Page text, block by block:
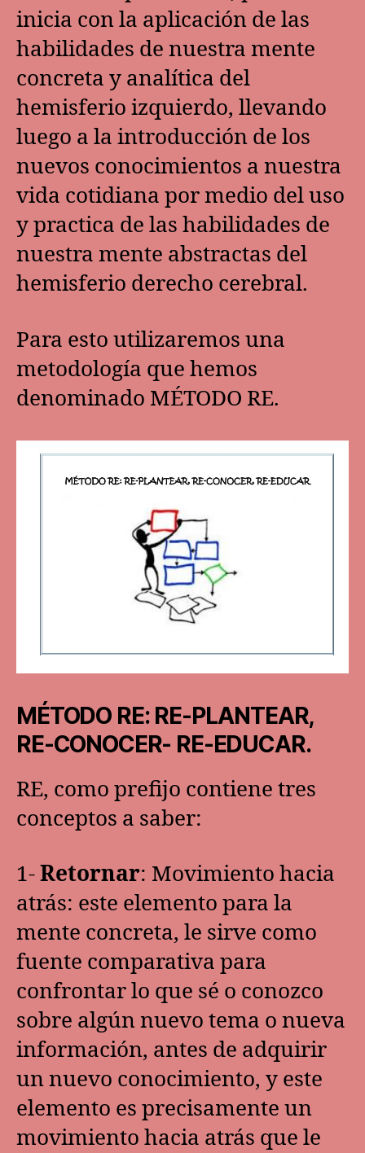
inicia con la aplicación de las
habilidades de nuestra mente
concreta y analítica del
hemisferio izquierdo, llevando
luego a la introducción de los
nuevos conocimientos a nuestra
vida cotidiana por medio del uso
y practica de las habilidades de
nuestra mente abstractas del
hemisferio derecho cerebral.
Para esto utilizaremos una
metodología que hemos
denominado MÉTODO RE.
MÉTODO RE: RE-PLANTEAR,
RE-CONOCER- RE-EDUCAR.
RE, como prefijo contiene tres
conceptos a saber:
1-Retornar: Movimiento hacia
atrás: este elemento para la
mente concreta, le sirve como
fuente comparativa para
confrontar lo que sé o conozco
sobre algún nuevo tema o nueva
información, antes de adquirir
un nuevo conocimiento, y este
elemento es precisamente un
movimiento hacia atrás que le